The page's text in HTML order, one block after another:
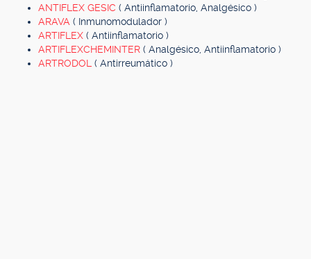
ANTIFLEX GESIC ( Antiinflamatorio, Analgésico )
ARAVA ( Inmunomodulador )
ARTIFLEX ( Antiinflamatorio )
ARTIFLEXCHEMINTER ( Analgésico, Antiinflamatorio )
ARTRODOL ( Antirreumático )